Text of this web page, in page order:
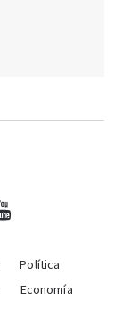
Política
Economía